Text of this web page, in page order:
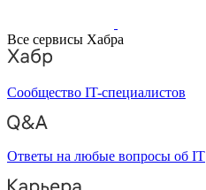
Все сервисы Хабра
Сообщество IT-специалистов
Ответы на любые вопросы об IT